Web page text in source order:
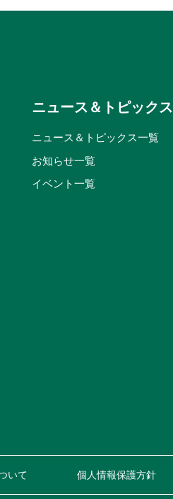
ニュース＆トピックス
ニュース＆トピックス一覧
お知らせ一覧
イベント一覧
いて 個人情報保護方針